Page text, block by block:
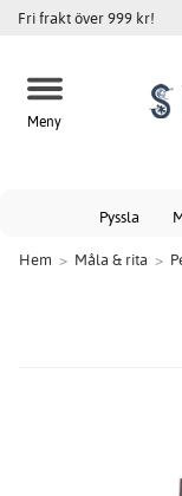
Fri frakt över 999 kr!
Meny
Pyssla
Hem > Måla & rita >